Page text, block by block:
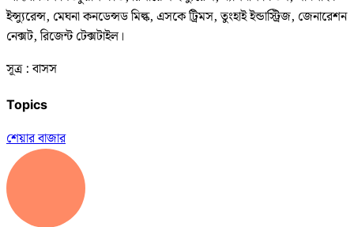
ইন্স্যুরেন্স, মেঘনা কনডেন্সড মিল্ক, এসকে ট্রিমস, তুংহাই ইন্ডাস্ট্রিজ, জেনারেশন
নেক্সট, রিজেন্ট টেক্সটাইল।
সূত্র : বাসস
Topics
শেয়ার বাজার